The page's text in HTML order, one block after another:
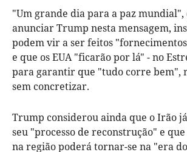
"Um grande dia para a paz mundial",
anunciar Trump nesta mensagem,
podem vir a ser feitos
e que os EUA "ficarão por lá" - no
para garantir que "tudo corre bem",
sem concretizar.
Trump considerou ainda que o Irão
seu "processo de reconstrução" e
na região poderá tornar-se na "era